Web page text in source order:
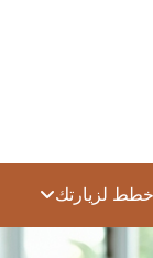
خطط لزيارتك